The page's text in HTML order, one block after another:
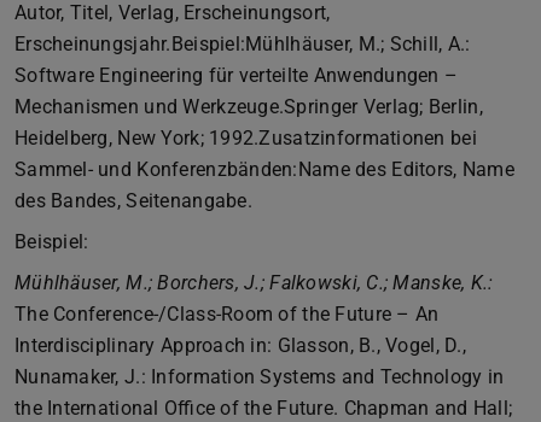
Autor, Titel, Verlag, Erscheinungsort,
Erscheinungsjahr.Beispiel:Mühlhäuser, M.; Schill, A.:
Software Engineering für verteilte Anwendungen –
Mechanismen und Werkzeuge.Springer Verlag; Berlin,
Heidelberg, New York; 1992.Zusatzinformationen bei
Sammel- und Konferenzbänden:Name des Editors, Name
des Bandes, Seitenangabe.
Beispiel:
Mühlhäuser, M.; Borchers, J.; Falkowski, C.; Manske, K.:
The Conference-/Class-Room of the Future – An
Interdisciplinary Approach in: Glasson, B., Vogel, D.,
Nunamaker, J.: Information Systems and Technology in
the International Office of the Future. Chapman and Hall;